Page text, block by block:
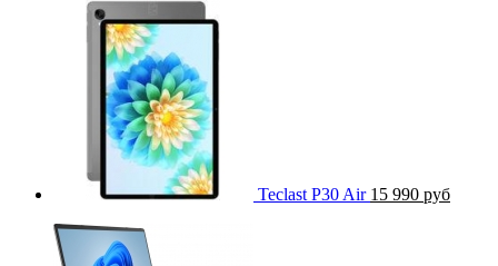
Teclast P30 Air 15 990 руб